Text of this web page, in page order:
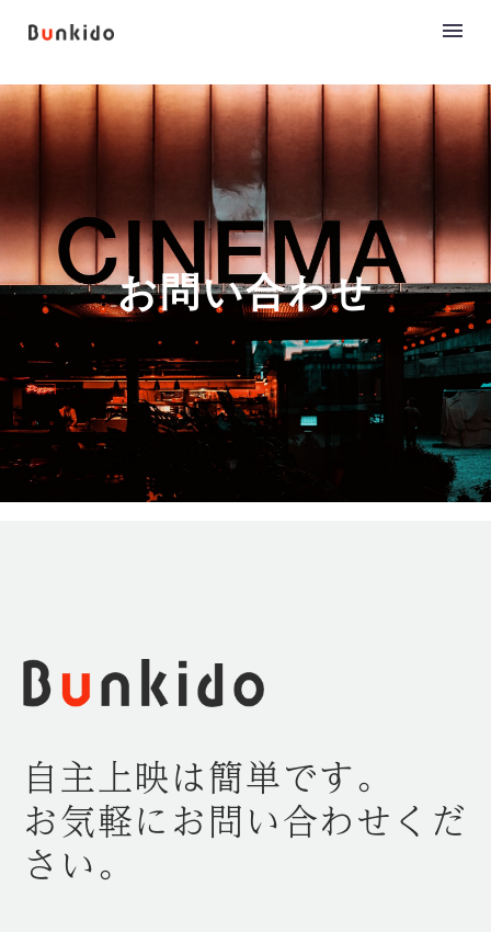
お問い合わせ
自主上映は簡単です。
お気軽にお問い合わせくだ
さい。